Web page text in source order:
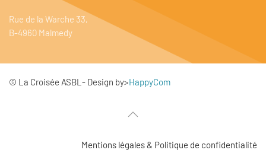
Rue de la Warche 33,
B-4960 Malmedy
© La Croisée ASBL- Design by>HappyCom
Mentions légales & Politique de confidentialité